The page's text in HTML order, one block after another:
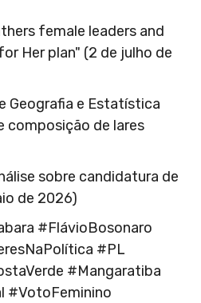
female leaders and
Her plan" (2 de julho de
Geografia e Estatística
composição de lares
sobre candidatura de
de 2026)
#FlávioBosonaro
#PL
#Mangaratiba
#VotoFeminino